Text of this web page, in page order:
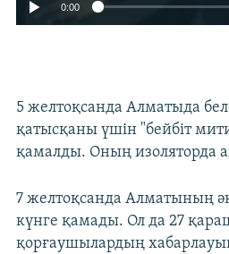
0:00
5 желтоқсанда Алматыда
қатысқаны үшін "бейбіт
қамалды. Оның изоляторда
7 желтоқсанда Алматының
күнге қамады. Ол да 27
қорғаушылардың